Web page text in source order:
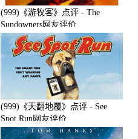
(999)《游牧客》点评 - The
Sundowners网友评价
(999)《天翻地覆》点评 - See
Spot Run网友评价